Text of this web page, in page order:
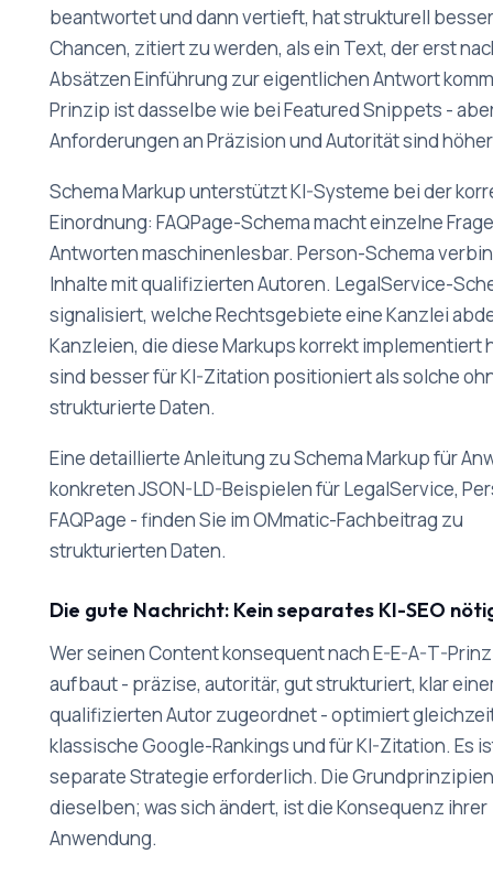
beantwortet und dann vertieft, hat strukturell
Chancen, zitiert zu werden, als ein Text, der erst
Absätzen Einführung zur eigentlichen Antwort
Prinzip ist dasselbe wie bei Featured Snippets -
Anforderungen an Präzision und Autorität sind
Schema Markup unterstützt KI-Systeme bei der
Einordnung: FAQPage-Schema macht einzelne
Antworten maschinenlesbar. Person-Schema
Inhalte mit qualifizierten Autoren. LegalService-
signalisiert, welche Rechtsgebiete eine Kanzlei
Kanzleien, die diese Markups korrekt implementiert
sind besser für KI-Zitation positioniert als solche
strukturierte Daten.
Eine detaillierte Anleitung zu Schema Markup für
konkreten JSON-LD-Beispielen für LegalService,
FAQPage - finden Sie im OMmatic-Fachbeitrag zu
strukturierten Daten.
Die gute Nachricht: Kein separates KI-SEO
Wer seinen Content konsequent nach E-E-A-T-
aufbaut - präzise, autoritär, gut strukturiert, klar
qualifizierten Autor zugeordnet - optimiert
klassische Google-Rankings und für KI-Zitation. Es
separate Strategie erforderlich. Die
dieselben; was sich ändert, ist die Konsequenz ihrer
Anwendung.